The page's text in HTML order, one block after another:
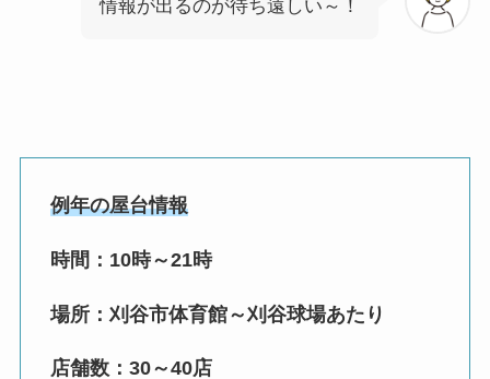
情報が出るのが待ち遠しい～！
例年の屋台情報
時間：10時～21時
場所：刈谷市体育館～刈谷球場あたり
店舗数：30～40店